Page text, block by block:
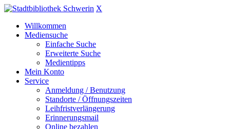
X
Willkommen
Mediensuche
Einfache Suche
Erweiterte Suche
Medientipps
Mein Konto
Service
Anmeldung / Benutzung
Standorte / Öffnungszeiten
Leihfristverlängerung
Erinnerungsmail
Online bezahlen